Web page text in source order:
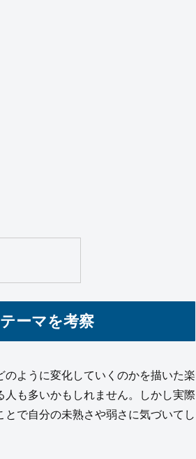
ーマを考察
ように変化していくのかを描いた楽
も多いかもしれません。しかし実際
で自分の未熟さや弱さに気づいてし